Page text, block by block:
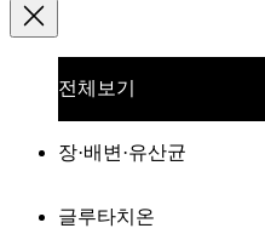
전체보기
장·배변·유산균
글루타치온